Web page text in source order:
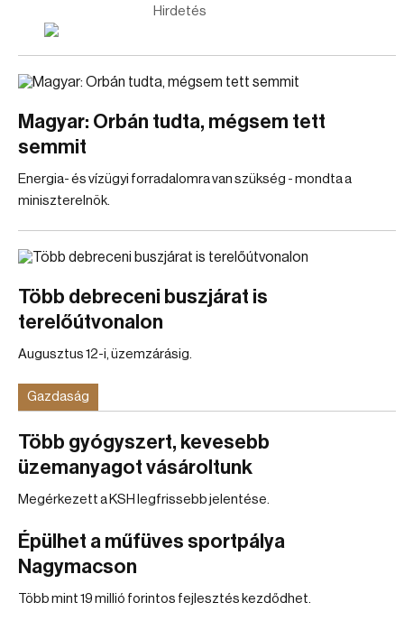
Hirdetés
Magyar: Orbán tudta, mégsem tett
semmit
Energia- és vízügyi forradalomra van szükség - mondta a
miniszterelnök.
Több debreceni buszjárat is
terelőútvonalon
Augusztus 12-i, üzemzárásig.
Gazdaság
Több gyógyszert, kevesebb
üzemanyagot vásároltunk
Megérkezett a KSH legfrissebb jelentése.
Épülhet a műfüves sportpálya
Nagymacson
Több mint 19 millió forintos fejlesztés kezdődhet.